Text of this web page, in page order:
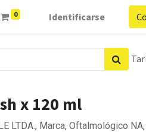
0 Identificarse
x 120 ml
LTDA., Marca, Oftalmológico NA,